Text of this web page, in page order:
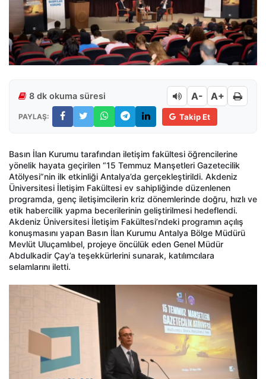
8 dk okuma süresi A- A+
PAYLAŞ: Takip Et
Basın İlan Kurumu tarafından iletişim fakültesi öğrencilerine
yönelik hayata geçirilen “15 Temmuz Manşetleri Gazetecilik
Atölyesi”nin ilk etkinliği Antalya’da gerçekleştirildi. Akdeniz
Üniversitesi İletişim Fakültesi ev sahipliğinde düzenlenen
programda, genç iletişimcilerin kriz dönemlerinde doğru, hızlı ve
etik habercilik yapma becerilerinin geliştirilmesi hedeflendi.
Akdeniz Üniversitesi İletişim Fakültesi’ndeki programın açılış
konuşmasını yapan Basın İlan Kurumu Antalya Bölge Müdürü
Mevlüt Uluçamlıbel, projeye öncülük eden Genel Müdür
Abdulkadir Çay’a teşekkürlerini sunarak, katılımcılara
selamlarını iletti.